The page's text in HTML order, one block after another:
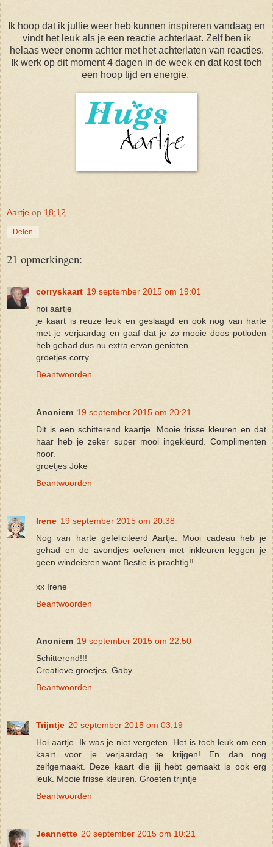
Ik hoop dat ik jullie weer heb kunnen inspireren vandaag en
vindt het leuk als je een reactie achterlaat. Zelf ben ik
helaas weer enorm achter met het achterlaten van reacties.
Ik werk op dit moment 4 dagen in de week en dat kost toch
een hoop tijd en energie.
Aartje op 18:12
Delen
21 opmerkingen:
corryskaart 19 september 2015 om 19:01
hoi aartje
je kaart is reuze leuk en geslaagd en ook nog van harte
met je verjaardag en gaaf dat je zo mooie doos potloden
heb gehad dus nu extra ervan genieten
groetjes corry
Beantwoorden
Anoniem 19 september 2015 om 20:21
Dit is een schitterend kaartje. Mooie frisse kleuren en dat
haar heb je zeker super mooi ingekleurd. Complimenten
hoor.
groetjes Joke
Beantwoorden
Irene 19 september 2015 om 20:38
Nog van harte gefeliciteerd Aartje. Mooi cadeau heb je
gehad en de avondjes oefenen met inkleuren leggen je
geen windeieren want Bestie is prachtig!!
xx Irene
Beantwoorden
Anoniem 19 september 2015 om 22:50
Schitterend!!!
Creatieve groetjes, Gaby
Beantwoorden
Trijntje 20 september 2015 om 03:19
Hoi aartje. Ik was je niet vergeten. Het is toch leuk om een
kaart voor je verjaardag te krijgen! En dan nog
zelfgemaakt. Deze kaart die jij hebt gemaakt is ook erg
leuk. Mooie frisse kleuren. Groeten trijntje
Beantwoorden
Jeannette 20 september 2015 om 10:21